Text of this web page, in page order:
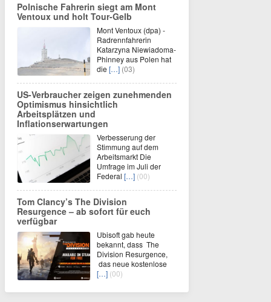
Polnische Fahrerin siegt am Mont
Ventoux und holt Tour-Gelb
Mont Ventoux (dpa) -
Radrennfahrerin
Katarzyna Niewiadoma-
Phinney aus Polen hat
die […] (03)
US-Verbraucher zeigen zunehmenden
Optimismus hinsichtlich
Arbeitsplätzen und
Inflationserwartungen
Verbesserung der
Stimmung auf dem
Arbeitsmarkt Die
Umfrage im Juli der
Federal […] (00)
Tom Clancy’s The Division
Resurgence – ab sofort für euch
verfügbar
Ubisoft gab heute
bekannt, dass The
Division Resurgence,
das neue kostenlose
[…] (00)